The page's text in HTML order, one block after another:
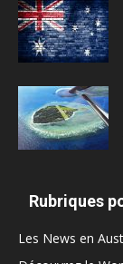
Rubriques
Les News en